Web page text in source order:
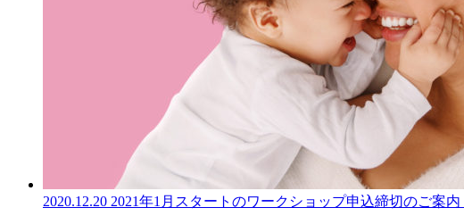
2020.12.20 2021年1月スタートのワークショップ申込締切のご案内